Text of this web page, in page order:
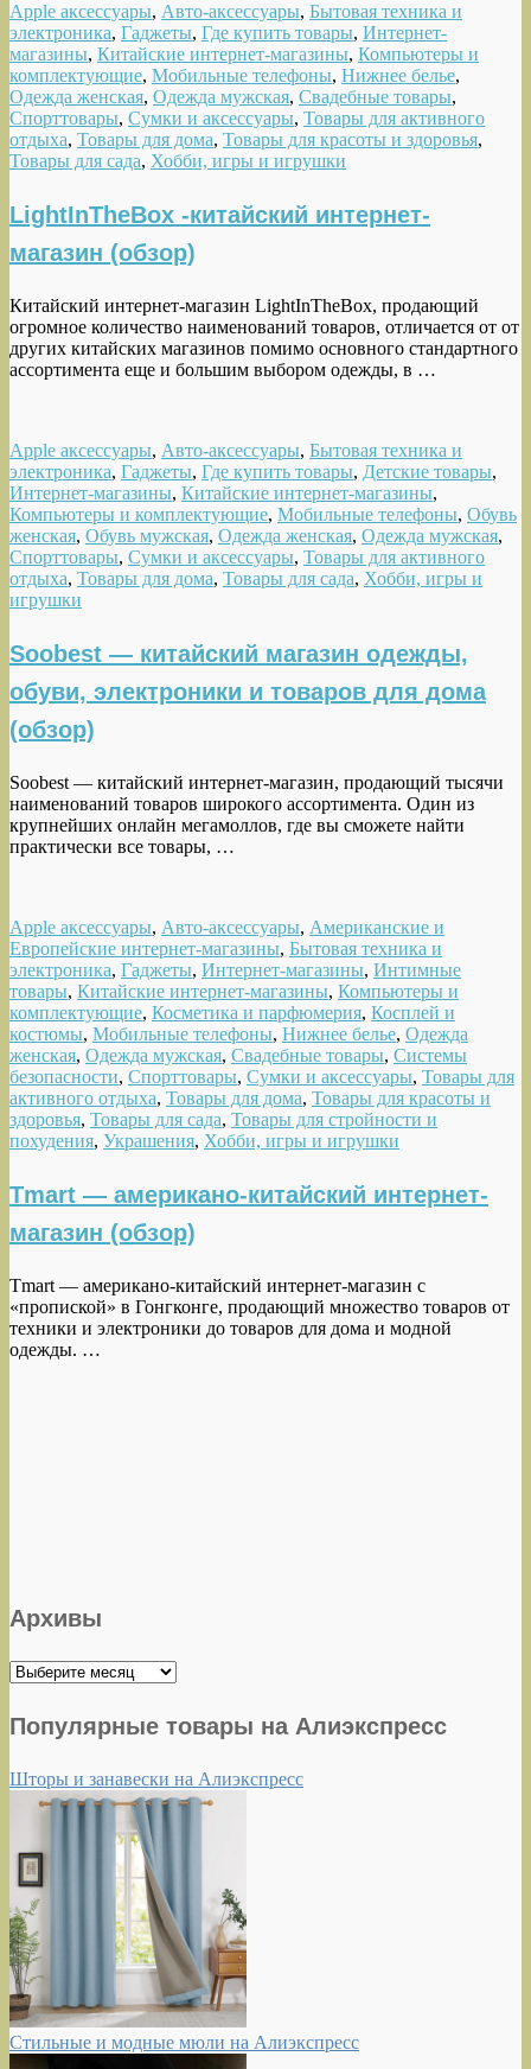
Apple аксессуары, Авто-аксессуары, Бытовая техника и
электроника, Гаджеты, Где купить товары, Интернет-
магазины, Китайские интернет-магазины, Компьютеры и
комплектующие, Мобильные телефоны, Нижнее белье,
Одежда женская, Одежда мужская, Свадебные товары,
Спорттовары, Сумки и аксессуары, Товары для активного
отдыха, Товары для дома, Товары для красоты и здоровья,
Товары для сада, Хобби, игры и игрушки
LightInTheBox -китайский интернет-
магазин (обзор)
Китайский интернет-магазин LightInTheBox, продающий
огромное количество наименований товаров, отличается от от
других китайских магазинов помимо основного стандартного
ассортимента еще и большим выбором одежды, в …
Apple аксессуары, Авто-аксессуары, Бытовая техника и
электроника, Гаджеты, Где купить товары, Детские товары,
Интернет-магазины, Китайские интернет-магазины,
Компьютеры и комплектующие, Мобильные телефоны, Обувь
женская, Обувь мужская, Одежда женская, Одежда мужская,
Спорттовары, Сумки и аксессуары, Товары для активного
отдыха, Товары для дома, Товары для сада, Хобби, игры и
игрушки
Soobest — китайский магазин одежды,
обуви, электроники и товаров для дома
(обзор)
Soobest — китайский интернет-магазин, продающий тысячи
наименований товаров широкого ассортимента. Один из
крупнейших онлайн мегамоллов, где вы сможете найти
практически все товары, …
Apple аксессуары, Авто-аксессуары, Американские и
Европейские интернет-магазины, Бытовая техника и
электроника, Гаджеты, Интернет-магазины, Интимные
товары, Китайские интернет-магазины, Компьютеры и
комплектующие, Косметика и парфюмерия, Косплей и
костюмы, Мобильные телефоны, Нижнее белье, Одежда
женская, Одежда мужская, Свадебные товары, Системы
безопасности, Спорттовары, Сумки и аксессуары, Товары для
активного отдыха, Товары для дома, Товары для красоты и
здоровья, Товары для сада, Товары для стройности и
похудения, Украшения, Хобби, игры и игрушки
Tmart — американо-китайский интернет-
магазин (обзор)
Tmart — американо-китайский интернет-магазин с
«пропиской» в Гонгконге, продающий множество товаров от
техники и электроники до товаров для дома и модной
одежды. …
Архивы
Архивы
Популярные товары на Алиэкспресс
Шторы и занавески на Алиэкспресс
Стильные и модные мюли на Алиэкспресс